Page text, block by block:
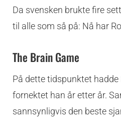
Da svensken brukte fire
til alle som så på: Nå har
The Brain Game
På dette tidspunktet
fornektet han år etter år.
sannsynligvis den beste